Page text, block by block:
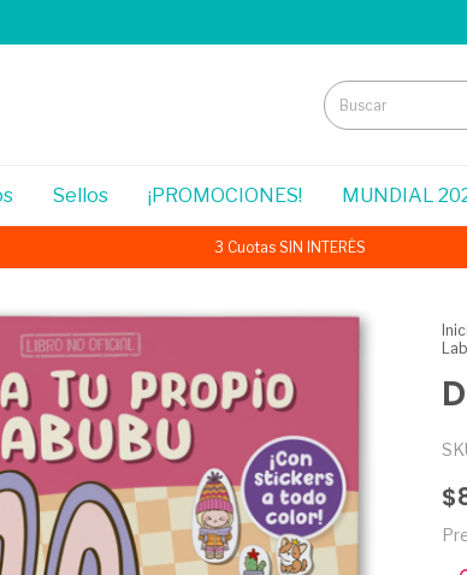
Sellos ¡PROMOCIONES! MUNDIAL
3 Cuotas SIN INTERÉS